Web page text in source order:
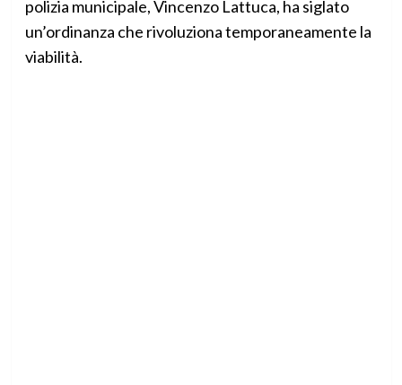
polizia municipale, Vincenzo Lattuca, ha siglato
un’ordinanza che rivoluziona temporaneamente la
viabilità.